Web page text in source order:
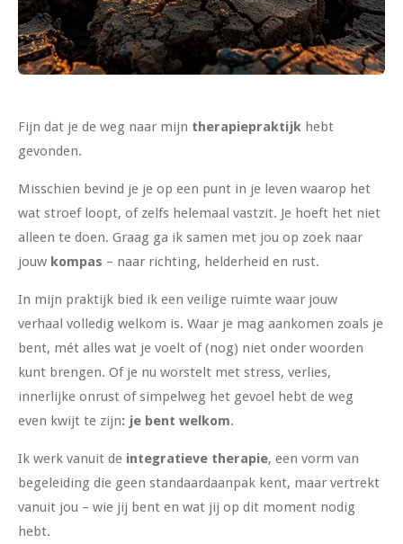
Fijn dat je de weg naar mijn therapiepraktijk hebt
gevonden.
Misschien bevind je je op een punt in je leven waarop het
wat stroef loopt, of zelfs helemaal vastzit. Je hoeft het niet
alleen te doen. Graag ga ik samen met jou op zoek naar
jouw kompas – naar richting, helderheid en rust.
In mijn praktijk bied ik een veilige ruimte waar jouw
verhaal volledig welkom is. Waar je mag aankomen zoals je
bent, mét alles wat je voelt of (nog) niet onder woorden
kunt brengen. Of je nu worstelt met stress, verlies,
innerlijke onrust of simpelweg het gevoel hebt de weg
even kwijt te zijn: je bent welkom.
Ik werk vanuit de integratieve therapie, een vorm van
begeleiding die geen standaardaanpak kent, maar vertrekt
vanuit jou – wie jij bent en wat jij op dit moment nodig
hebt.